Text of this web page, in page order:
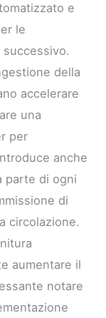
e
le
della
accelerare
una
per
anche
parte di ogni
di
circolazione.
aumentare il
notare